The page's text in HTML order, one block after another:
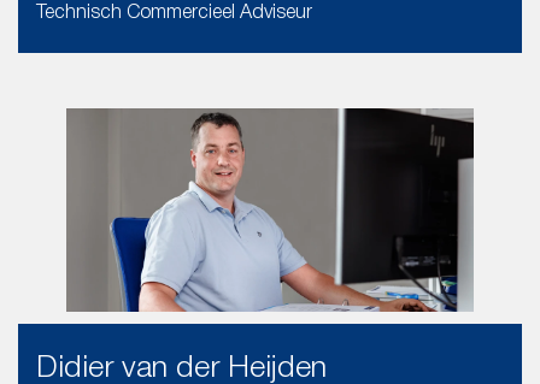
Technisch Commercieel Adviseur
Didier van der Heijden